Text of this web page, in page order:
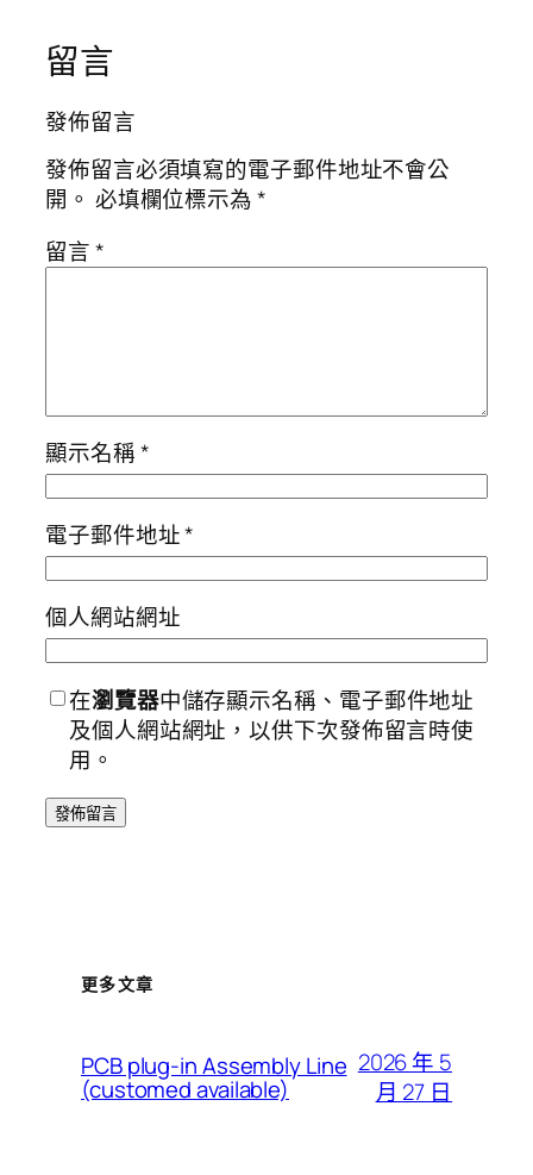
留言
發佈留言
發佈留言必須填寫的電子郵件地址不會公
開。 必填欄位標示為*
留言*
顯示名稱*
電子郵件地址*
個人網站網址
在瀏覽器中儲存顯示名稱、電子郵件地址
及個人網站網址，以供下次發佈留言時使
用。
更多文章
PCB plug-in Assembly Line
(customed available)
2026 年 5
月 27 日